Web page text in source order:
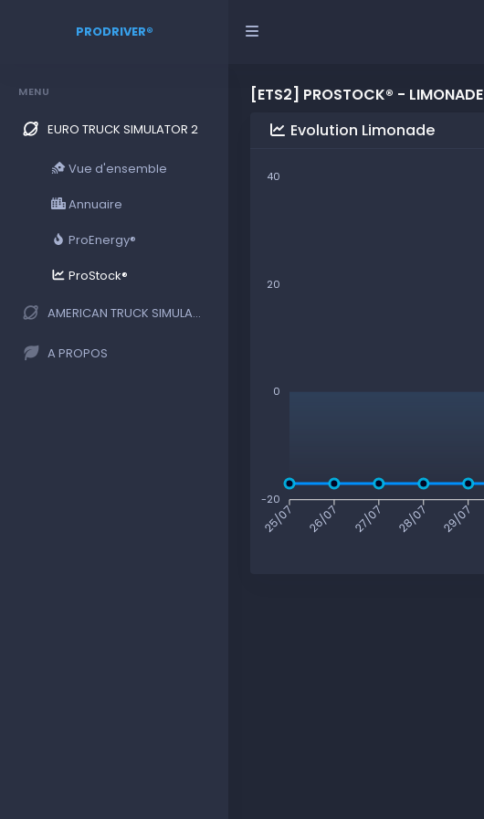
PRODRIVER®
MENU
EURO TRUCK SIMULATOR 2
Vue d'ensemble
Annuaire
ProEnergy®
ProStock®
AMERICAN TRUCK SIMULATOR
A PROPOS
[ETS2] PROSTOCK® - LIMONADE
Evolution Limonade
40
20
0
-20
25/07 26/07 27/07 28/07 29/07